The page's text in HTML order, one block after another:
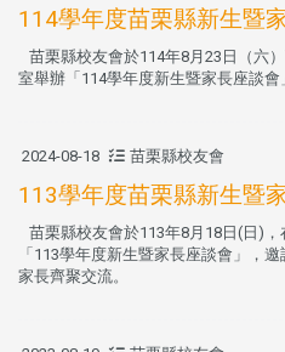
114學年度苗栗縣新生暨
苗栗縣校友會於114年8月23日（六
室舉辦「114學年度新生暨家長座談會
2024-08-18 苗栗縣校友會
113學年度苗栗縣新生暨
苗栗縣校友會於113年8月18日(日)
「113學年度新生暨家長座談會」，
家長齊聚交流。